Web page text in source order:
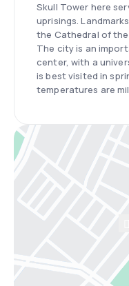
Skull Tower here
uprisings.
the Cathedral of
The city is an
center, with a
is best visited in
temperatures are